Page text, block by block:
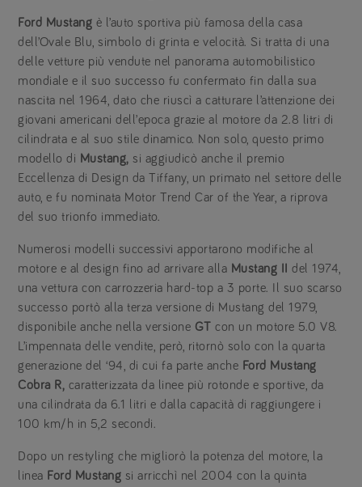
Ford Mustang è l’auto sportiva più famosa della casa
dell’Ovale Blu, simbolo di grinta e velocità. Si tratta di una
delle vetture più vendute nel panorama automobilistico
mondiale e il suo successo fu confermato fin dalla sua
nascita nel 1964, dato che riuscì a catturare l’attenzione dei
giovani americani dell’epoca grazie al motore da 2.8 litri di
cilindrata e al suo stile dinamico. Non solo, questo primo
modello di Mustang, si aggiudicò anche il premio
Eccellenza di Design da Tiffany, un primato nel settore delle
auto, e fu nominata Motor Trend Car of the Year, a riprova
del suo trionfo immediato.
Numerosi modelli successivi apportarono modifiche al
motore e al design fino ad arrivare alla Mustang II del 1974,
una vettura con carrozzeria hard-top a 3 porte. Il suo scarso
successo portò alla terza versione di Mustang del 1979,
disponibile anche nella versione GT con un motore 5.0 V8.
L’impennata delle vendite, però, ritornò solo con la quarta
generazione del ‘94, di cui fa parte anche Ford Mustang
Cobra R, caratterizzata da linee più rotonde e sportive, da
una cilindrata da 6.1 litri e dalla capacità di raggiungere i
100 km/h in 5,2 secondi.
Dopo un restyling che migliorò la potenza del motore, la
linea Ford Mustang si arricchì nel 2004 con la quinta